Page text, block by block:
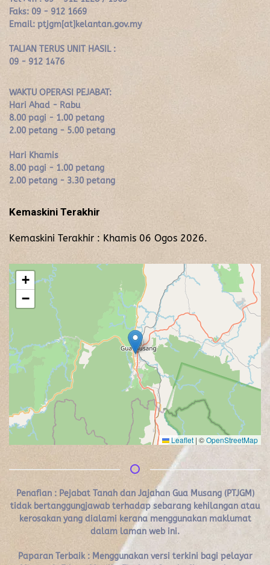
Faks: 09 - 912 1669
Email: ptjgm[at]kelantan.gov.my
TALIAN TERUS UNIT HASIL :
09 - 912 1476
WAKTU OPERASI PEJABAT:
Hari Ahad - Rabu
8.00 pagi - 1.00 petang
2.00 petang - 5.00 petang
Hari Khamis
8.00 pagi - 1.00 petang
2.00 petang - 3.30 petang
Kemaskini Terakhir
Kemaskini Terakhir : Khamis 06 Ogos 2026.
+
−
Leaflet | ©OpenStreetMap
Penafian : Pejabat Tanah dan Jajahan Gua Musang (PTJGM)
tidak bertanggungjawab terhadap sebarang kehilangan atau
kerosakan yang dialami kerana menggunakan maklumat
dalam laman web ini.
Paparan Terbaik : Menggunakan versi terkini bagi pelayar